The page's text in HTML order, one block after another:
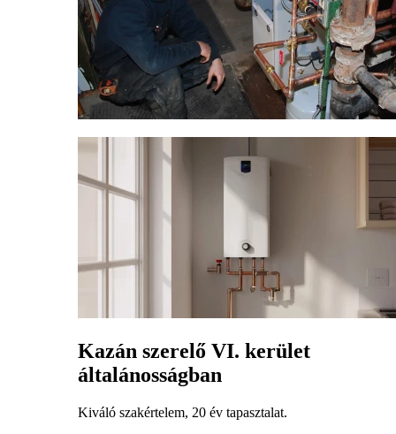
Kazán szerelő VI. kerület
általánosságban
Kiváló szakértelem, 20 év tapasztalat.